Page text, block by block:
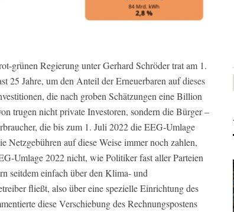
grünen Regierung unter Gerhard Schröder trat am 1.
25 Jahre, um den Anteil der Erneuerbaren auf dieses
die nach groben Schätzungen eine Billion
trugen nicht private Investoren, sondern die Bürger –
die bis zum 1. Juli 2022 die EEG-Umlage
Netzgebühren auf diese Weise immer noch zahlen,
Umlage 2022 nicht, wie Politiker fast aller Parteien
seitdem einfach über den Klima- und
fließt, also über eine spezielle Einrichtung des
diese Verschiebung des Rechnungspostens